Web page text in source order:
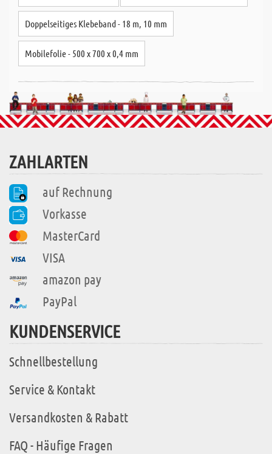
Doppelseitiges Klebeband - 18 m, 10 mm
Mobilefolie - 500 x 700 x 0,4 mm
ZAHLARTEN
auf Rechnung
Vorkasse
MasterCard
VISA
amazon pay
PayPal
KUNDENSERVICE
Schnellbestellung
Service & Kontakt
Versandkosten & Rabatt
FAQ - Häufige Fragen